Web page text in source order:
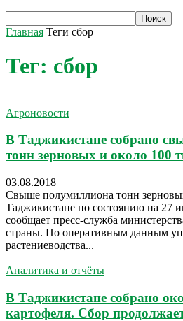
Главная Теги сбор
Тег: сбор
Агроновости
В Таджикистане собрано
тонн зерновых и около 100
03.08.2018
Свыше полумиллиона тонн
Таджикистане по состоянию на 27
сообщает пресс-служба
страны. По оперативным данным
растениеводства...
Аналитика и отчёты
В Таджикистане собрано
картофеля. Сбор